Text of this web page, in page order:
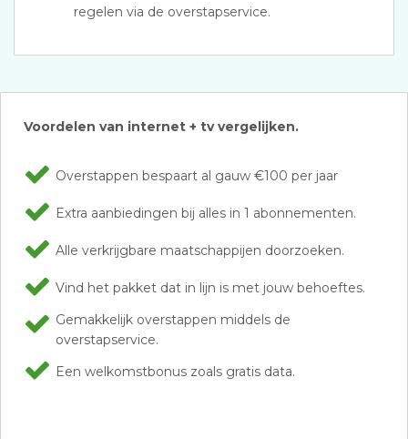
regelen via de overstapservice.
Voordelen van internet + tv vergelijken.
Overstappen bespaart al gauw €100 per jaar
Extra aanbiedingen bij alles in 1 abonnementen.
Alle verkrijgbare maatschappijen doorzoeken.
Vind het pakket dat in lijn is met jouw behoeftes.
Gemakkelijk overstappen middels de
overstapservice.
Een welkomstbonus zoals gratis data.